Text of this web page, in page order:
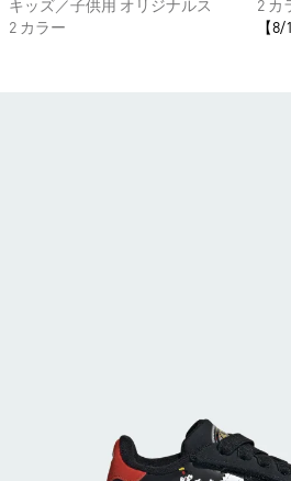
キッズ／子供用 オリジナルス
2 カラー
2 カ
【